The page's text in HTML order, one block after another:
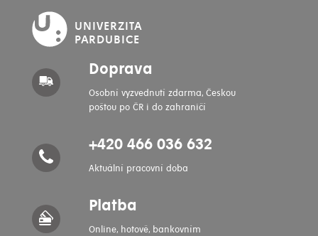
UNIVERZITA
PARDUBICE
Doprava
Osobní vyzvednutí zdarma, Českou
poštou po ČR i do zahraničí
+420 466 036 632
Aktuální pracovní doba
Platba
Online, hotově, bankovním